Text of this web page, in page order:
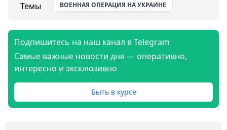
Темы ВОЕННАЯ ОПЕРАЦИЯ НА УКРАИНЕ
Подпишитесь на наш канал в Telegram
Самые важные новости дня — оперативно,
интересно и эксклюзивно
Быть в курсе